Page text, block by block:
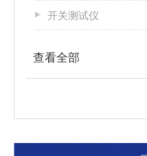
开关测试仪
查看全部